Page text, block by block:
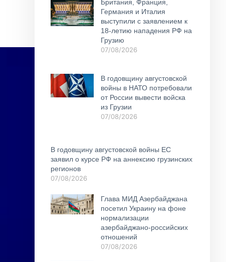
Британия, Франция,
Германия и Италия
выступили с заявлением к
18-летию нападения РФ на
Грузию
07/08/2026
В годовщину августовской
войны в НАТО потребовали
от России вывести войска
из Грузии
07/08/2026
В годовщину августовской войны ЕС
заявил о курсе РФ на аннексию грузинских
регионов
07/08/2026
Глава МИД Азербайджана
посетил Украину на фоне
нормализации
азербайджано-российских
отношений
07/08/2026